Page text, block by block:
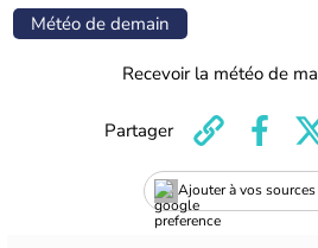
Météo de demain
Recevoir la météo de
Ajouter à vos sources
Partager